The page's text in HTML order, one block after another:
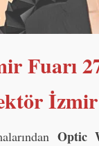
Fuarı
Optic